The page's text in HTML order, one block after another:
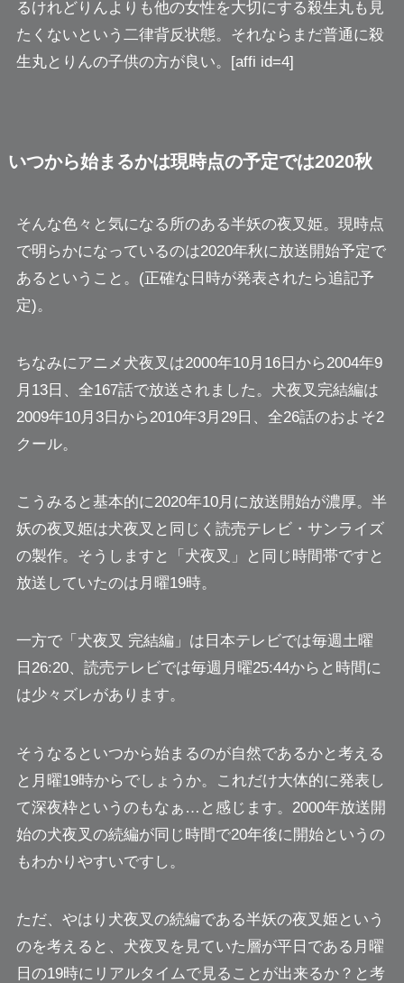
るけれどりんよりも他の女性を大切にする殺生丸も見
たくないという二律背反状態。 それならまだ普通に殺
生丸とりんの子供の方が良い。[affi id=4]
いつから始まるかは現時点の予定では2020秋
そんな色々と気になる所のある半妖の夜叉姫。現時点
で明らかになっているのは2020年秋に放送開始予定で
あるということ。(正確な日時が発表されたら追記予
定)。
ちなみにアニメ犬夜叉は2000年10月16日から2004年9
月13日、全167話で放送されました。犬夜叉完結編は
2009年10月3日から2010年3月29日、全26話のおよそ2
クール。
こうみると基本的に2020年10月に放送開始が濃厚。半
妖の夜叉姫は犬夜叉と同じく読売テレビ・サンライズ
の製作。そうしますと「犬夜叉」と同じ時間帯ですと
放送していたのは月曜19時。
一方で「犬夜叉 完結編」は日本テレビでは毎週土曜
日26:20、読売テレビでは毎週月曜25:44からと時間に
は少々ズレがあります。
そうなるといつから始まるのが自然であるかと考える
と月曜19時からでしょうか。
これだけ大体的に発表し
て深夜枠というのもなぁ …と感じます。2000年放送開
始の犬夜叉の続編が同じ時間で20年後に開始というの
もわかりやすいですし。
ただ、やはり犬夜叉の続編である半妖の夜叉姫という
のを考えると、犬夜叉を見ていた層が平日である月曜
日の19時にリアルタイムで見ることが出来るか？ と考